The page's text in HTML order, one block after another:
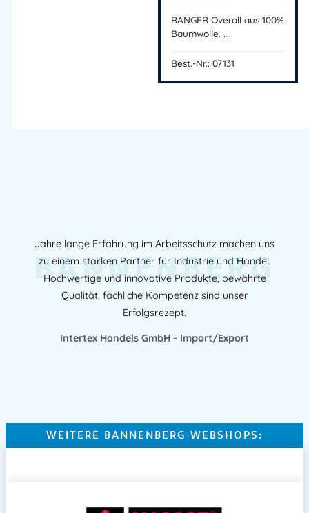
RANGER Overall aus 100%
Baumwolle. …
Best.-Nr.: 07131
Jahre lange Erfahrung im Arbeitsschutz machen uns
zu einem starken Partner für Industrie und Handel.
Hochwertige und innovative Produkte, bewährte
Qualität, fachliche Kompetenz sind unser
Erfolgsrezept.
Intertex Handels GmbH - Import/Export
BANNENBERG
WEITERE BANNENBERG WEBSHOPS: